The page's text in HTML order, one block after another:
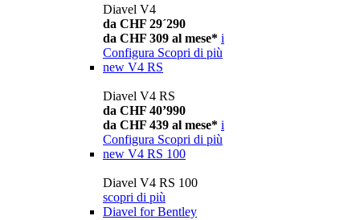
Diavel V4
da CHF 29´290
da CHF 309 al mese* i
Configura Scopri di più
new V4 RS
Diavel V4 RS
da CHF 40’990
da CHF 439 al mese* i
Configura Scopri di più
new V4 RS 100
Diavel V4 RS 100
scopri di più
Diavel for Bentley